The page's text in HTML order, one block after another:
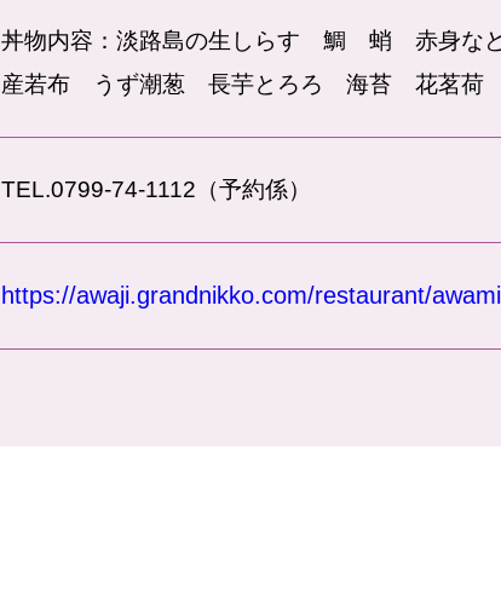
丼物内容：淡路島の生しらす 鯛 蛸 赤身な
産若布 うず潮葱 長芋とろろ 海苔 花茗荷
TEL.0799-74-1112（予約係）
https://awaji.grandnikko.com/restaurant/